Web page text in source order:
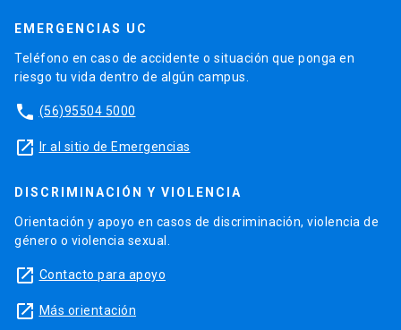
EMERGENCIAS UC
Teléfono en caso de accidente o situación que ponga en
riesgo tu vida dentro de algún campus.
phone (56)95504 5000
launch Ir al sitio de Emergencias
DISCRIMINACIÓN Y VIOLENCIA
Orientación y apoyo en casos de discriminación, violencia de
género o violencia sexual.
launch Contacto para apoyo
launch Más orientación